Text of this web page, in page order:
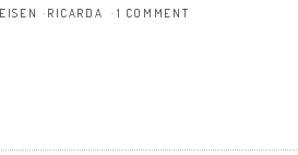
RICARDA 1 COMMENT